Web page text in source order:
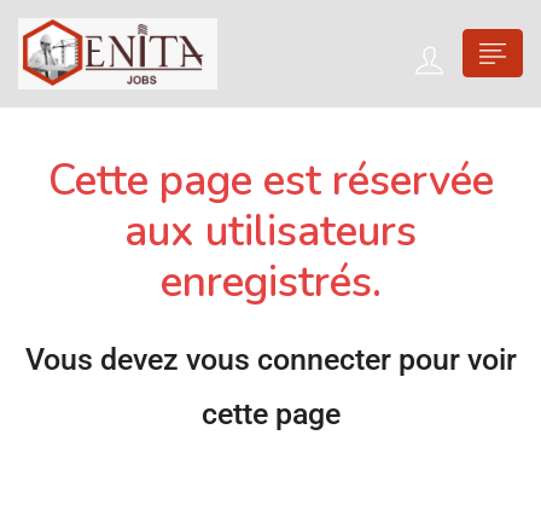
Cette page est réservée
aux utilisateurs
enregistrés.
Vous devez vous connecter pour voir
cette page